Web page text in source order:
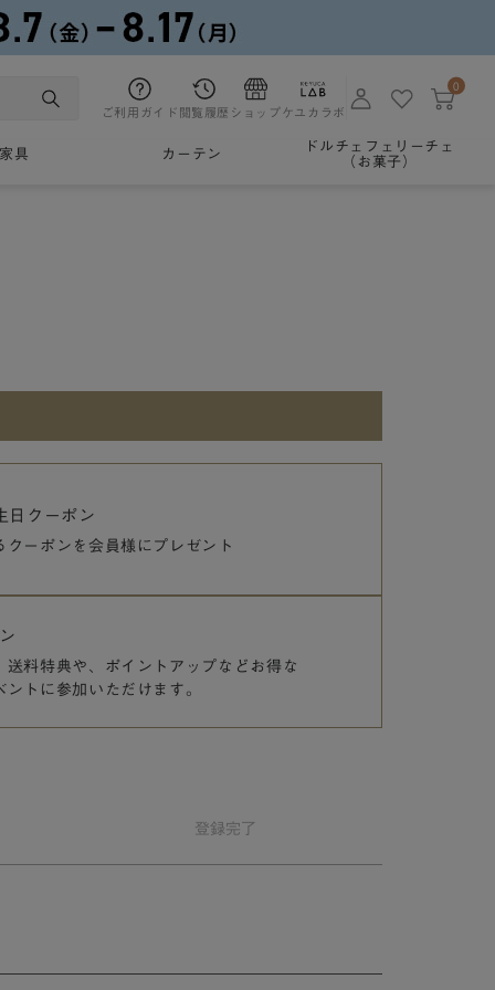
ご利用ガイド 閲覧履歴 ショップケユカラボ
0
家具 カーテン
ドルチェフェリーチェ
（お菓子）
日クーポン
クーポンを 会員様にプレゼント
料特典や、
ポイントアップなどお得な
ントに参加いただけます。
登録完了